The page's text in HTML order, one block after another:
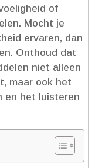
of
Mocht je
ervaren, dan
Onthoud dat
niet alleen
maar ook het
en het luisteren